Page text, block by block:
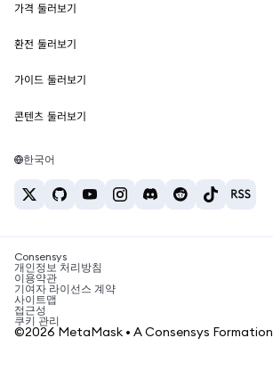
MetaMask Connect
Snaps
웹3 서비스
보안
고객 지원
채용
가격 둘러보기
이더리움 가격
솔라나 가격
테더 가격
환전 둘러보기
ETH를 USD로 환전
USDT를 INR로 환전
BTC를 INR로 환전
ETH를 USDT로 환전
가이드 둘러보기
ETH 매수
USDT 매수
SHIB 매수
BNB 매수
콘텐츠 둘러보기
솔라나 지갑
암호화폐 세금 뉴스
암호화폐 매수 방법
비트코인 매도 방법
한국어
Consensys
개인정보 처리방침
이용약관
기여자 라이선스 계약
사이트맵
접근성
쿠키 관리
©2026 MetaMask • A Consensys Formation